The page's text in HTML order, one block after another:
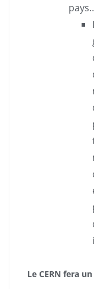
Le CERN fera